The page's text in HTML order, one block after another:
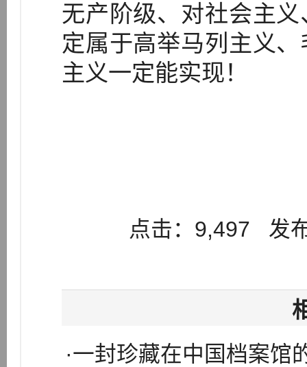
无产阶级、对社会主
定属于高举马列主义
主义一定能实现！
点击：9,497 发
·一封珍藏在中国档案馆